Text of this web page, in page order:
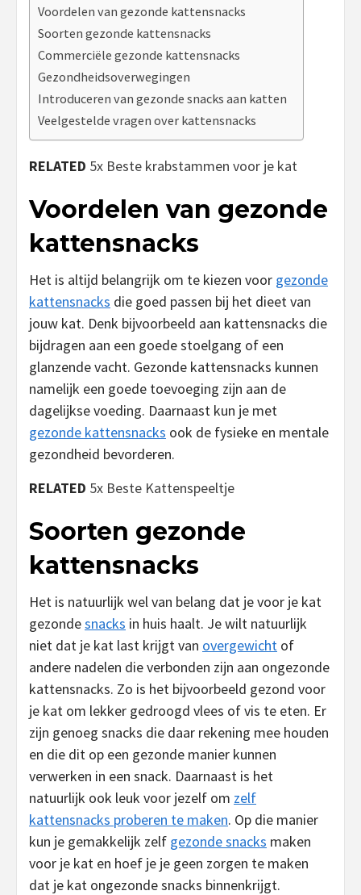
Voordelen van gezonde kattensnacks
Soorten gezonde kattensnacks
Commerciële gezonde kattensnacks
Gezondheidsoverwegingen
Introduceren van gezonde snacks aan katten
Veelgestelde vragen over kattensnacks
RELATED 5x Beste krabstammen voor je kat
Voordelen van gezonde
kattensnacks
Het is altijd belangrijk om te kiezen voor gezonde
kattensnacks die goed passen bij het dieet van
jouw kat. Denk bijvoorbeeld aan kattensnacks die
bijdragen aan een goede stoelgang of een
glanzende vacht. Gezonde kattensnacks kunnen
namelijk een goede toevoeging zijn aan de
dagelijkse voeding. Daarnaast kun je met
gezonde kattensnacks ook de fysieke en mentale
gezondheid bevorderen.
RELATED 5x Beste Kattenspeeltje
Soorten gezonde
kattensnacks
Het is natuurlijk wel van belang dat je voor je kat
gezondesnacks in huis haalt. Je wilt natuurlijk
niet dat je kat last krijgt van overgewicht of
andere nadelen die verbonden zijn aan ongezonde
kattensnacks. Zo is het bijvoorbeeld gezond voor
je kat om lekker gedroogd vlees of vis te eten. Er
zijn genoeg snacks die daar rekening mee houden
en die dit op een gezonde manier kunnen
verwerken in een snack. Daarnaast is het
natuurlijk ook leuk voor jezelf om zelf
kattensnacks proberen te maken. Op die manier
kun je gemakkelijk zelf gezonde snacks maken
voor je kat en hoef je je geen zorgen te maken
dat je kat ongezonde snacks binnenkrijgt.